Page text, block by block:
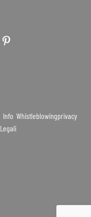
Info
Legali
Whistleblowingprivacy